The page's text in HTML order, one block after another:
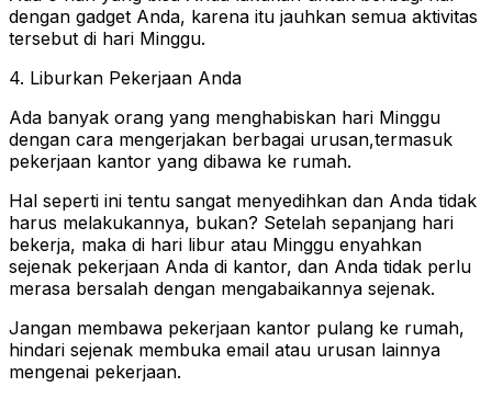
dengan gadget Anda, karena itu jauhkan semua aktivitas
tersebut di hari Minggu.
4. Liburkan Pekerjaan Anda
Ada banyak orang yang menghabiskan hari Minggu
dengan cara mengerjakan berbagai urusan,termasuk
pekerjaan kantor yang dibawa ke rumah.
Hal seperti ini tentu sangat menyedihkan dan Anda tidak
harus melakukannya, bukan? Setelah sepanjang hari
bekerja, maka di hari libur atau Minggu enyahkan
sejenak pekerjaan Anda di kantor, dan Anda tidak perlu
merasa bersalah dengan mengabaikannya sejenak.
Jangan membawa pekerjaan kantor pulang ke rumah,
hindari sejenak membuka email atau urusan lainnya
mengenai pekerjaan.